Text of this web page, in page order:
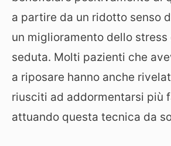
a partire da un ridotto senso
un miglioramento dello stress
seduta. Molti pazienti che
a riposare hanno anche
riusciti ad addormentarsi più
attuando questa tecnica da